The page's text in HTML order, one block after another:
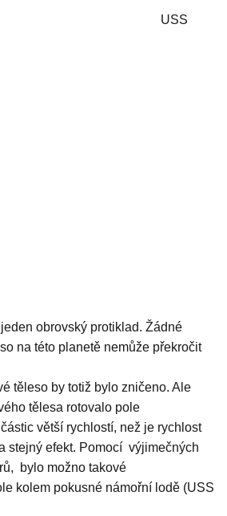
USS
obrovský protiklad. Žádné
na této planetě nemůže překročit
těleso by totiž bylo zničeno. Ale
tělesa rotovalo pole
větší rychlostí, než je rychlost
stejný efekt. Pomocí výjimečných
bylo možno takové
kolem pokusné námořní lodě (USS